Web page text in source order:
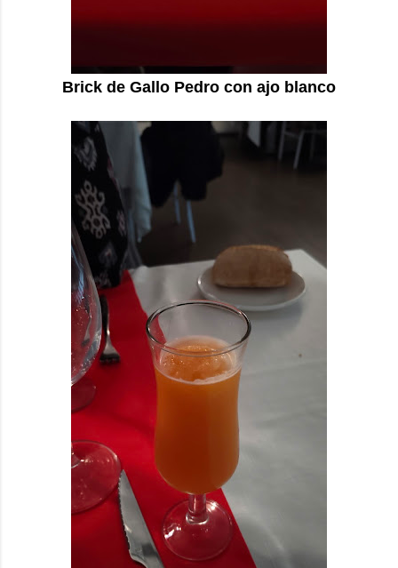
Brick de Gallo Pedro con ajo blanco